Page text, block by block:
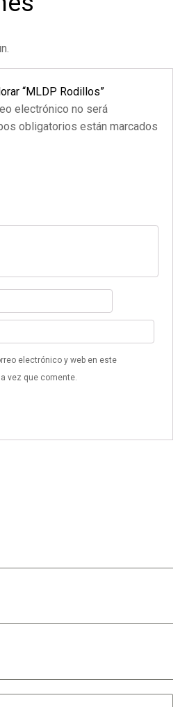
“MLDP Rodillos”
electrónico no será
obligatorios están marcados
electrónico y web en este
vez que comente.